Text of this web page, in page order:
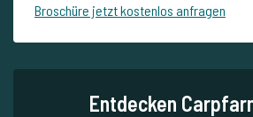
Broschüre jetzt kostenlos anfragen
Entdecken